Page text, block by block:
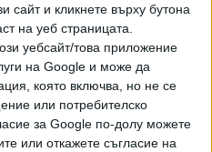
сайт и кликнете върху бутона
на уеб страницата.
уебсайт/това приложение
на Google и може да
която включва, но не се
или потребителско
за Google по-долу можете
или откажете съгласие на
между дюнерджии
стрелба във Варна
Обновена
се нарушава масово из цялата